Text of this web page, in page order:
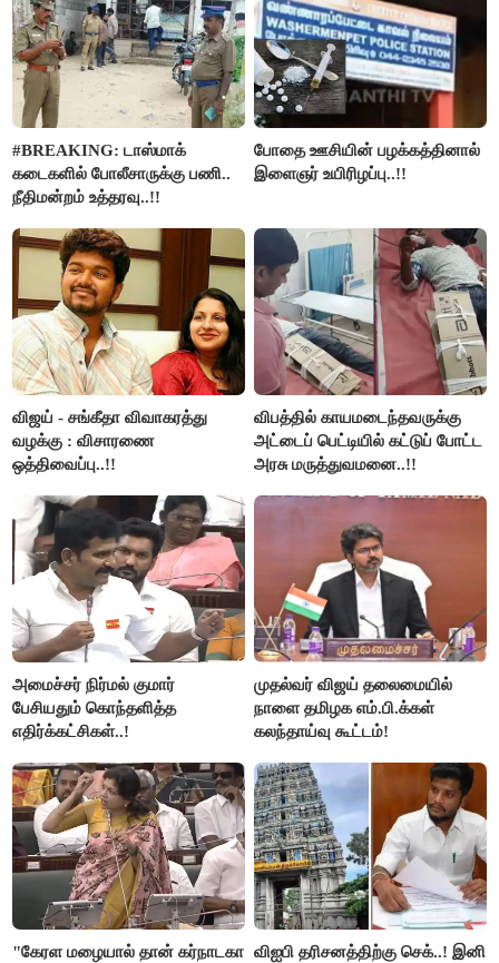
#BREAKING: டாஸ்மாக்
கடைகளில் போலீசாருக்கு பணி..
நீதிமன்றம் உத்தரவு..!!
போதை ஊசியின் பழக்கத்தினால்
இளைஞர் உயிரிழப்பு..!!
விஜய் - சங்கீதா விவாகரத்து
வழக்கு : விசாரணை
ஒத்திவைப்பு..!!
விபத்தில் காயமடைந்தவருக்கு
அட்டைப் பெட்டியில் கட்டுப் போட்ட
அரசு மருத்துவமனை..!!
அமைச்சர் நிர்மல் குமார்
பேசியதும் கொந்தளித்த
எதிர்க்கட்சிகள்..!
முதல்வர் விஜய் தலைமையில்
நாளை தமிழக எம்.பி.க்கள்
கலந்தாய்வு கூட்டம்!
"கேரள மழையால் தான் கர்நாடகா விஐபி தரிசனத்திற்கு செக்..! இனி